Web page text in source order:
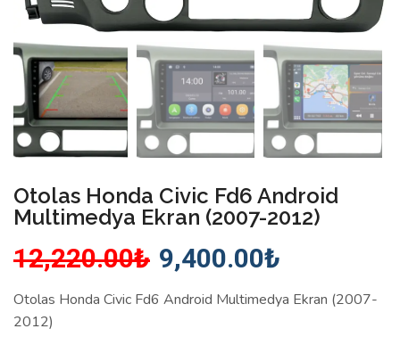
Otolas Honda Civic Fd6 Android
Multimedya Ekran (2007-2012)
12,220.00₺ 9,400.00₺
Otolas Honda Civic Fd6 Android Multimedya Ekran (2007-
2012)